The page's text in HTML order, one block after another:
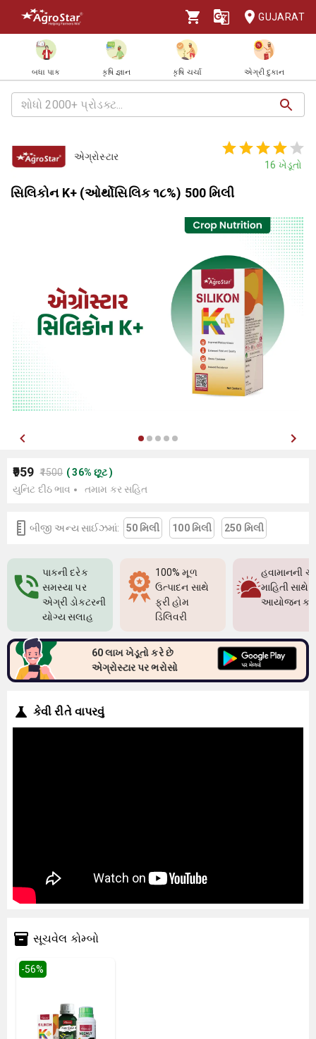
GUJARAT
બધા પાક કૃષિ જ્ઞાન કૃષિ ચર્ચા એગ્રી દુકાન
એગ્રોસ્ટાર
16 ખેડૂતો
સિલિકોન K+ (ઓર્થોસિલિક ૧૮%) 500 મિલી
₹959 ₹1500 (36% છૂટ)
યુનિટ દીઠ ભાવ
તમામ કર સહિત
બીજી અન્ય સાઈઝમાં: 50 મિલી 100 મિલી 250 મિલી
પાકની દરેક
સમસ્યા પર
એગ્રી ડોક્ટરની
યોગ્ય સલાહ
100% મૂળ
ઉત્પાદન સાથે
ફ્રી હોમ
ડિલિવરી
હવામાનની
માહિતી સાથે
આયોજન
60 લાખ ખેડૂતો કરે છે
એગ્રોસ્ટાર પર ભરોસો
કેવી રીતે વાપરવું
સૂચવેલ કોમ્બો
-56%